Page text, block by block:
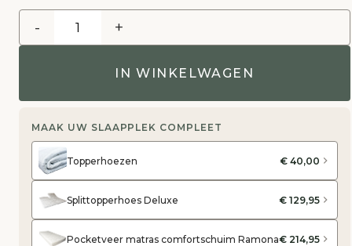
- +
IN WINKELWAGEN
MAAK UW SLAAPPLEK COMPLEET
Topperhoezen € 40,00
Splittopperhoes Deluxe € 129,95
Pocketveer matras comfortschuim Ramona€ 214,95